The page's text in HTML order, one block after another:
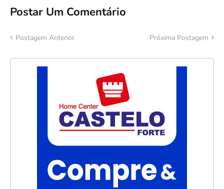
Postar Um Comentário
Postagem Anterior Próxima Postagem